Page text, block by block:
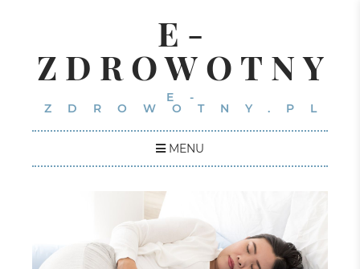
E-
ZDROWOTNY
E-
ZDROWOTNY.PL
MENU